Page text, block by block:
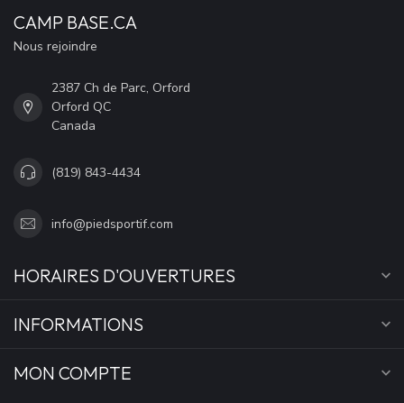
CAMP BASE.CA
Nous rejoindre
2387 Ch de Parc, Orford
Orford QC
Canada
(819) 843-4434
info@piedsportif.com
HORAIRES D'OUVERTURES
INFORMATIONS
MON COMPTE